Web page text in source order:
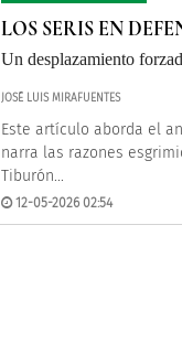
LOS SERIS EN
Un desplazamiento
JOSÉ LUIS MIRAFUENTES
Este artículo aborda el
narra las razones
Tiburón...
12-05-2026 02:54